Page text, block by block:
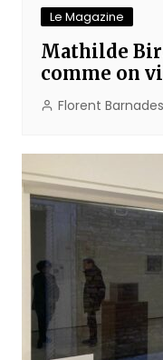
Le Magazine
Mathilde
comme on
Florent Barnades